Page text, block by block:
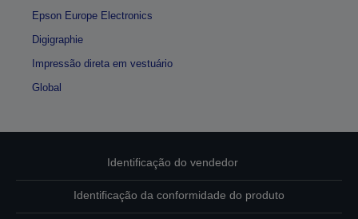
Epson Europe Electronics
Digigraphie
Impressão direta em vestuário
Global
Identificação do vendedor
Identificação da conformidade do produto